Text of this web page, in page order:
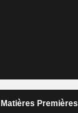
Matières Premières